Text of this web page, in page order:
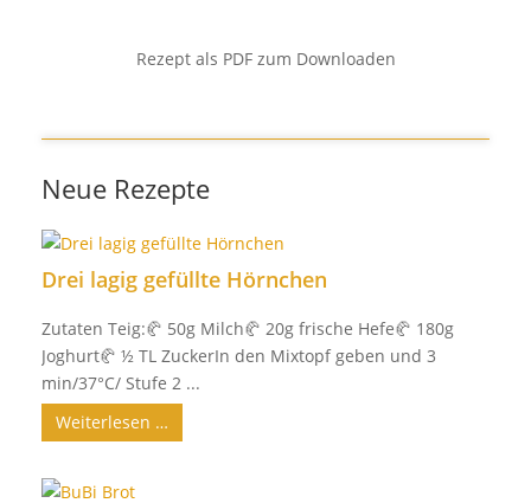
Rezept als PDF zum Downloaden
Neue Rezepte
Drei lagig gefüllte Hörnchen
Zutaten Teig:🥐 50g Milch🥐 20g frische Hefe🥐 180g
Joghurt🥐 ½ TL ZuckerIn den Mixtopf geben und 3
min/37°C/ Stufe 2 ...
Weiterlesen …